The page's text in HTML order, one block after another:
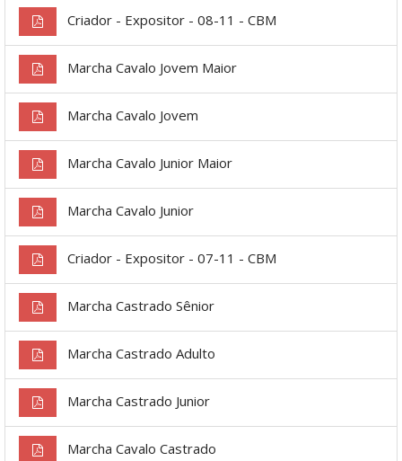
Criador - Expositor - 08-11 - CBM
Marcha Cavalo Jovem Maior
Marcha Cavalo Jovem
Marcha Cavalo Junior Maior
Marcha Cavalo Junior
Criador - Expositor - 07-11 - CBM
Marcha Castrado Sênior
Marcha Castrado Adulto
Marcha Castrado Junior
Marcha Cavalo Castrado